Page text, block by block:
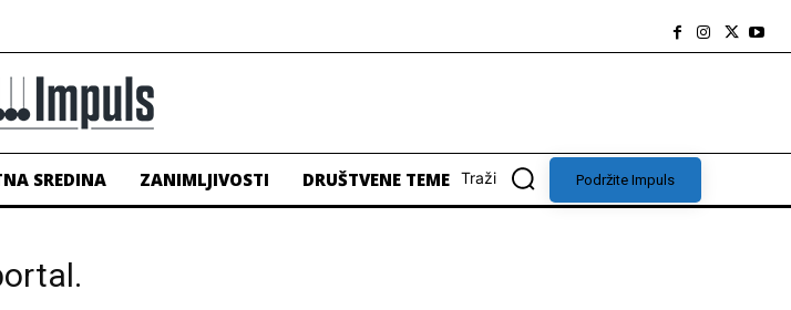
SREDINA ZANIMLJIVOSTI DRUŠTVENE TEME Traži Podržite Impuls